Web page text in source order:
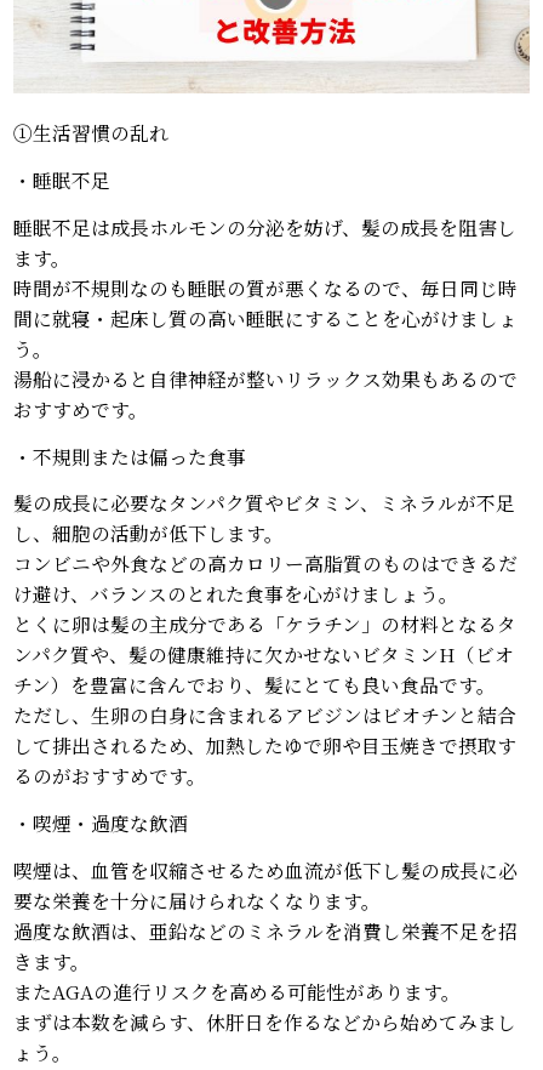
①生活習慣の乱れ
・睡眠不足
睡眠不足は成長ホルモンの分泌を妨げ、髪の成長を阻害し
ます。
時間が不規則なのも睡眠の質が悪くなるので、毎日同じ時
間に就寝・起床し質の高い睡眠にすることを心がけましょ
う。
湯船に浸かると自律神経が整いリラックス効果もあるので
おすすめです。
・不規則または偏った食事
髪の成長に必要なタンパク質やビタミン、ミネラルが不足
し、細胞の活動が低下します。
コンビニや外食などの高カロリー高脂質のものはできるだ
け避け、バランスのとれた食事を心がけましょう。
とくに卵は髪の主成分である「ケラチン」の材料となるタ
ンパク質や、髪の健康維持に欠かせないビタミンH（ビオ
チン）を豊富に含んでおり、髪にとても良い食品です。
ただし、生卵の白身に含まれるアビジンはビオチンと結合
して排出されるため、加熱したゆで卵や目玉焼きで摂取す
るのがおすすめです。
・ 喫煙・過度な飲酒
喫煙は、血管を収縮させるため血流が低下し髪の成長に必
要な栄養を十分に届けられなくなります。
過度な飲酒は 、亜鉛などのミネラルを消費し栄養不足を招
きます。
またAGAの進行リスクを高める可能性があります。
まずは本数を減らす、休肝日を作るなどから始めてみまし
ょう。